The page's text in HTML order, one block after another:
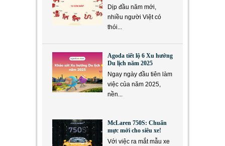
Dịp đầu năm mới,
nhiều người Việt có
thói...
Agoda tiết lộ 6 Xu hướng
Du lịch năm 2025
Ngay ngày đầu tiên làm
việc của năm 2025,
nền...
McLaren 750S: Chuẩn
mực mới cho siêu xe!
Với việc ra mắt mẫu xe